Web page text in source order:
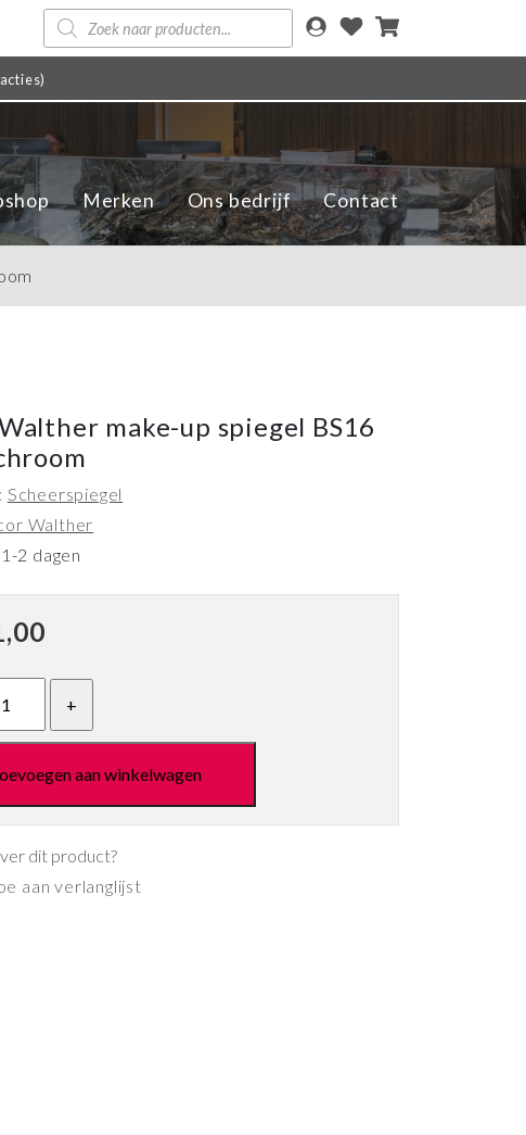
Producten
zoeken
Merken Ons bedrijf Contact
make-up spiegel BS16
Scheerspiegel
Walther
2 dagen
aan winkelwagen
dit product?
aan verlanglijst